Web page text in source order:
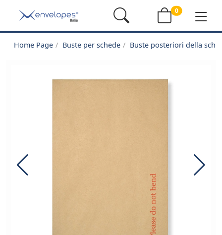
0
Home Page Buste per schede Buste posteriori della